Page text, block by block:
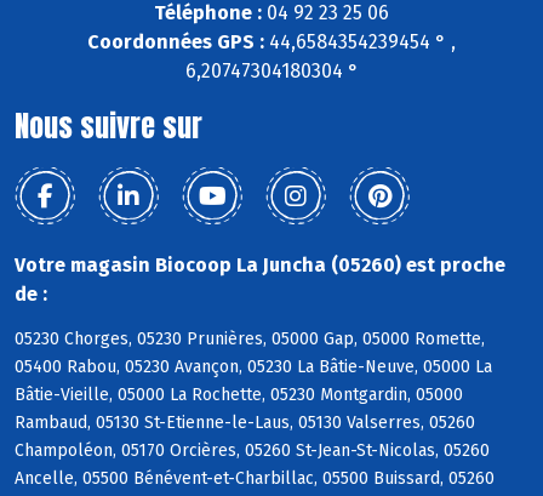
Téléphone : 04 92 23 25 06
Coordonnées GPS : 44,6584354239454 ° ,
6,20747304180304 °
Nous suivre sur
Votre magasin Biocoop La Juncha (05260) est proche
de :
05230 Chorges, 05230 Prunières, 05000 Gap, 05000 Romette,
05400 Rabou, 05230 Avançon, 05230 La Bâtie-Neuve, 05000 La
Bâtie-Vieille, 05000 La Rochette, 05230 Montgardin, 05000
Rambaud, 05130 St-Etienne-le-Laus, 05130 Valserres, 05260
Champoléon, 05170 Orcières, 05260 St-Jean-St-Nicolas, 05260
Ancelle, 05500 Bénévent-et-Charbillac, 05500 Buissard, 05260